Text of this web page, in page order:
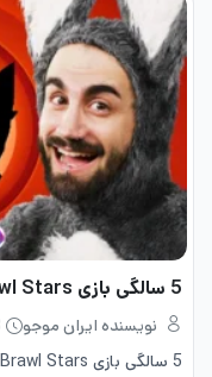
5 سالگی بازی Brawl Stars با المان های جذاب
نویسنده ایران موجو